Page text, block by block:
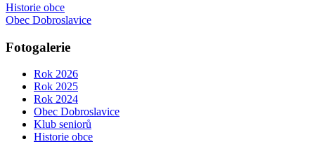
Historie obce
Obec Dobroslavice
Fotogalerie
Rok 2026
Rok 2025
Rok 2024
Obec Dobroslavice
Klub seniorů
Historie obce